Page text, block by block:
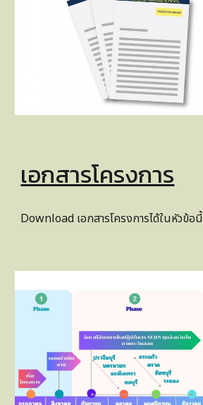
เอกสารโครงการ
Download เอกสารโครงการได้ในหัวข้อนี้